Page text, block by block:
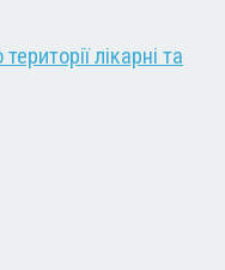
лікарні та